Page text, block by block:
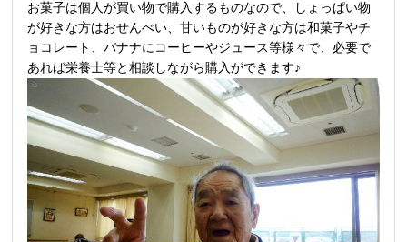
お菓子は個人が買い物で購入するものなので、しょっぱい物
が好きな方はおせんべい、甘いものが好きな方は和菓子やチ
ョコレート、バナナにコーヒーやジュース等様々で、必要で
あれば栄養士等と相談しながら購入ができます♪